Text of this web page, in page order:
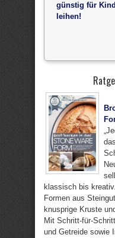
günstig für
leihen!
klassisch bis
Formen aus
knusprige Kruste
Mit Schritt-für-
und Getreide sowie